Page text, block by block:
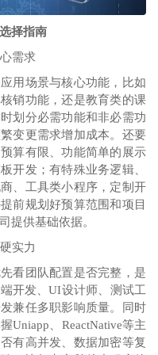
择指南
需求
用场景与核心功能，比如
销功能，还是教育类的课
划分必需功能和非必需功
变更需求增加成本。还要
算有限、功能简单的展示
开发；有特殊业务逻辑、
、工具类小程序，定制开
前规划好预算范围和项目
提供基础依据。
实力
看团队配置是否完整，是
开发、UI设计师、测试工
兼任多职影响质量。同时
Uniapp、ReactNative等主
有高并发、数据加密等复